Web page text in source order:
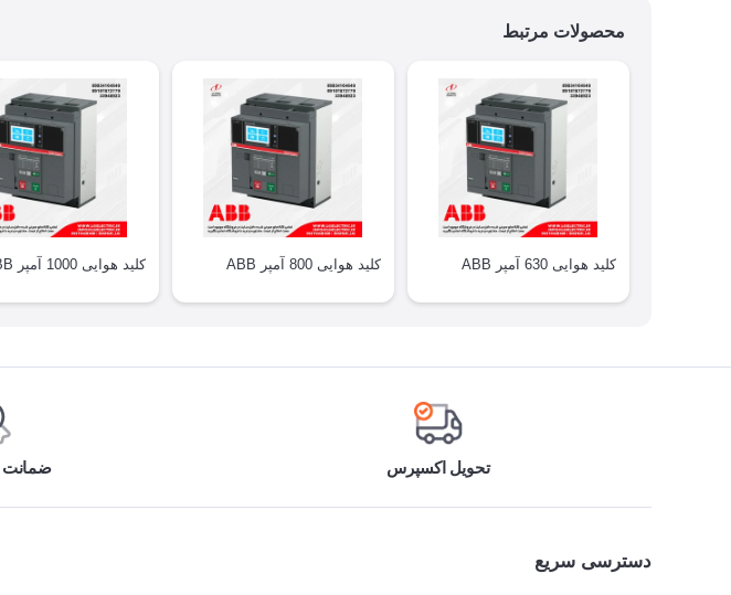
محصولات مرتبط
کلید هوایی 630 آمپر ABB کلید هوایی 800 آمپر ABB کلید هوایی 1000 آمپر ABB
تحویل اکسپرس ضمانت
دسترسی سریع